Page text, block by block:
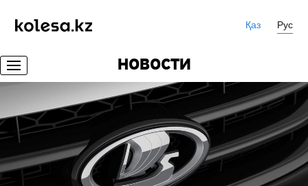
Қаз Рус
НОВОСТИ